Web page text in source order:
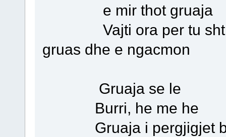
e mir thot gruaja
Vajti ora per tu
gruas dhe e ngacmon
Gruaja se le
Burri, he me he
Gruaja i pergjigjet